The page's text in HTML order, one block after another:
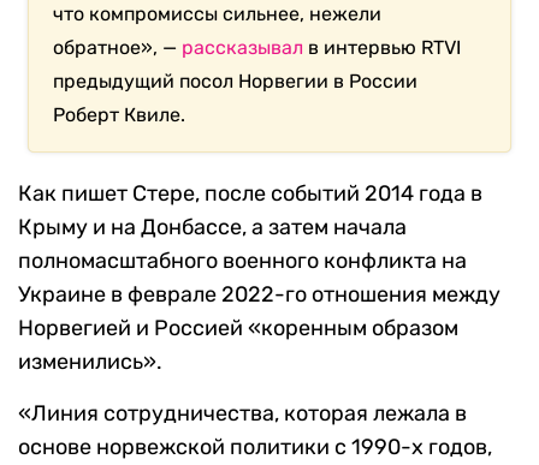
что компромиссы сильнее, нежели
обратное», — рассказывал в интервью RTVI
предыдущий посол Норвегии в России
Роберт Квиле.
Как пишет Стере, после событий 2014 года в
Крыму и на Донбассе, а затем начала
полномасштабного военного конфликта на
Украине в феврале 2022-го отношения между
Норвегией и Россией «коренным образом
изменились».
«Линия сотрудничества, которая лежала в
основе норвежской политики с 1990-х годов,